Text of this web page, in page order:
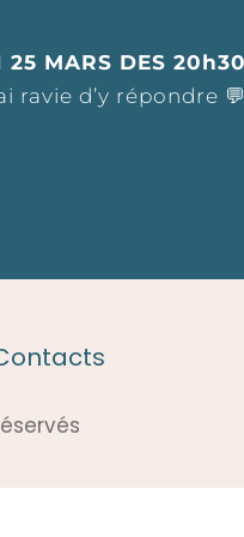
25 MARS DES 20h30
ravie d’y répondre